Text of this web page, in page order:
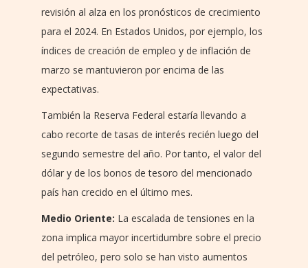
revisión al alza en los pronósticos de crecimiento
para el 2024. En Estados Unidos, por ejemplo, los
índices de creación de empleo y de inflación de
marzo se mantuvieron por encima de las
expectativas.
También la Reserva Federal estaría llevando a
cabo recorte de tasas de interés recién luego del
segundo semestre del año. Por tanto, el valor del
dólar y de los bonos de tesoro del mencionado
país han crecido en el último mes.
Medio Oriente: La escalada de tensiones en la
zona implica mayor incertidumbre sobre el precio
del petróleo, pero solo se han visto aumentos